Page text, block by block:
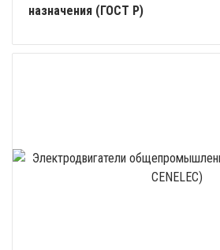
назначения (ГОСТ Р)